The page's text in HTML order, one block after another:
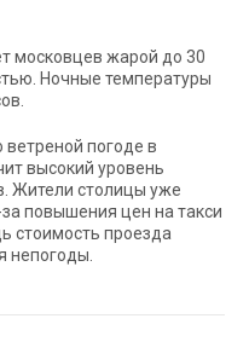
московцев жарой до 30
Ночные температуры
погоде в
высокий уровень
Жители столицы уже
повышения цен на такси
стоимость проезда
непогоды.